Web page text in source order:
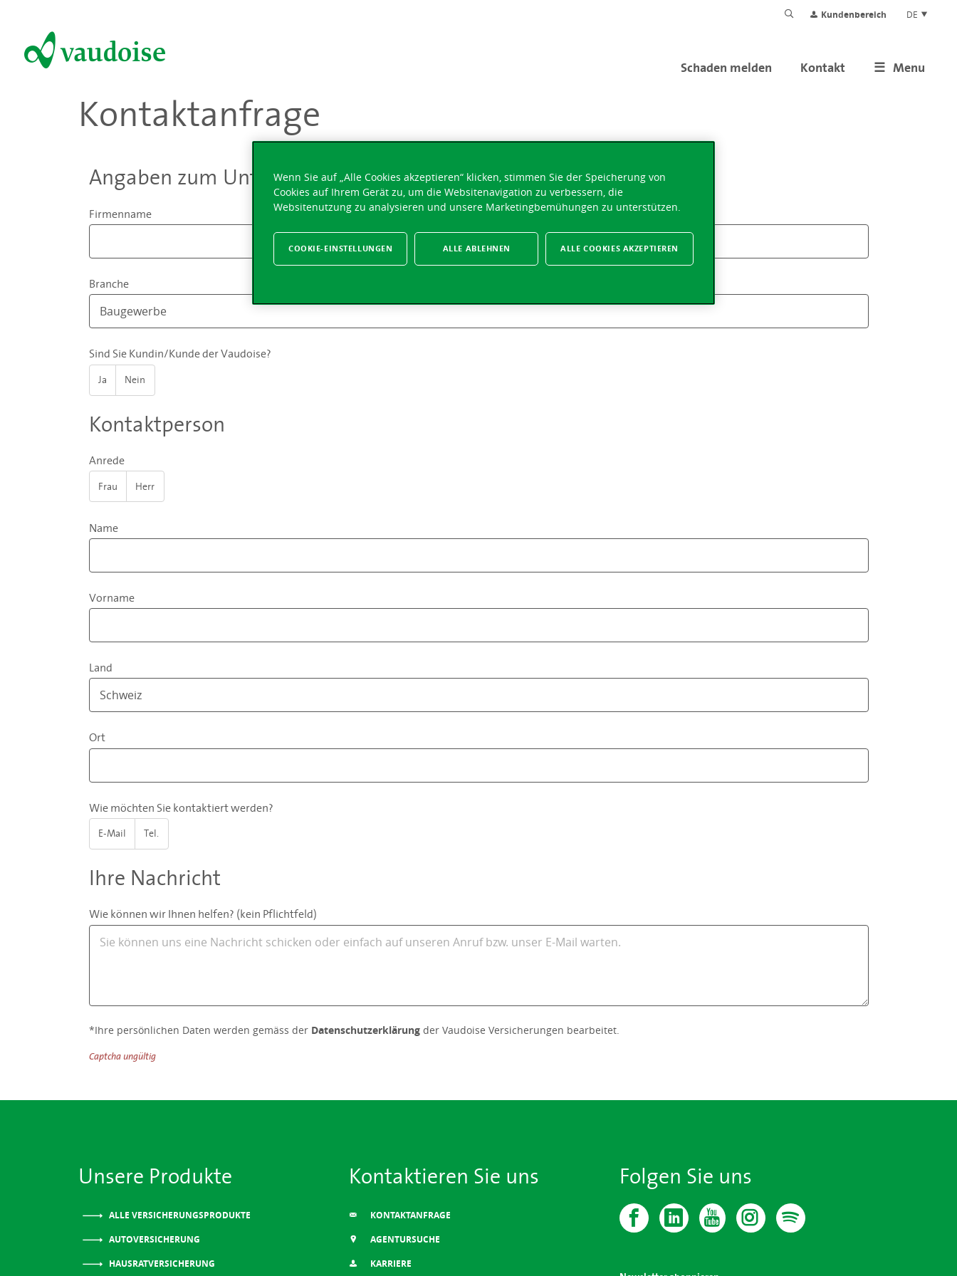
Kundenbereich DE
Menu
Kontakt
Schaden melden
Kontaktanfrage
Angaben zum Unternehmen
Firmenname
Branche
Sind Sie Kundin/Kunde der Vaudoise?
Ja Nein
Kontaktperson
Anrede
Frau Herr
Name
Vorname
Land
Ort
Wie möchten Sie kontaktiert werden?
E-Mail Tel.
Ihre Nachricht
Wie können wir Ihnen helfen? (kein Pflichtfeld)
*Ihre persönlichen Daten werden gemäss der Datenschutzerklärungder Vaudoise Versicherungen bearbeitet.
Captcha ungültig
Unsere Produkte
ALLE VERSICHERUNGSPRODUKTE
AUTOVERSICHERUNG
HAUSRATVERSICHERUNG
Kontaktieren Sie uns
KONTAKTANFRAGE
AGENTURSUCHE
KARRIERE
Folgen Sie uns
Wenn Sie auf „Alle Cookies akzeptieren“ klicken, stimmen Sie der Speicherung von
Cookies auf Ihrem Gerät zu, um die Websitenavigation zu verbessern, die
Websitenutzung zu analysieren und unsere Marketingbemühungen zu unterstützen.
ALLE ABLEHNEN ALLE COOKIES AKZEPTIEREN
COOKIE-EINSTELLUNGEN